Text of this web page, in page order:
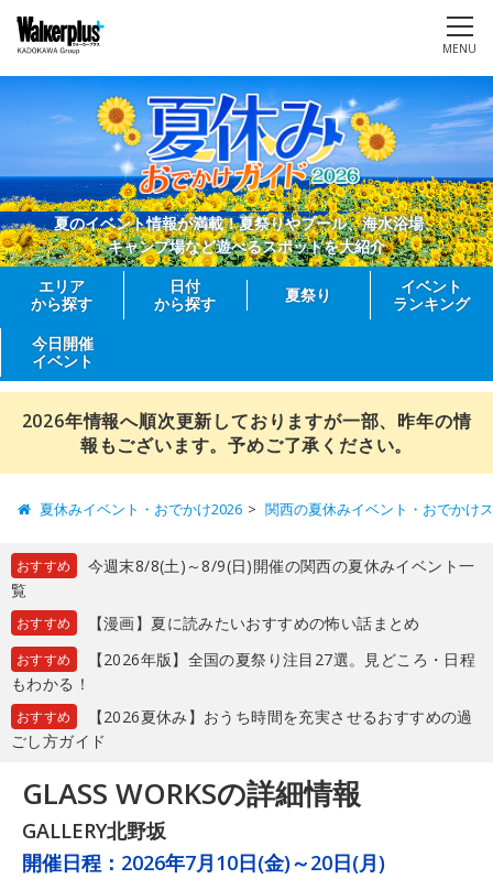
MENU
夏のイベント情報が満載！夏祭りやプール、海水浴場、
キャンプ場など遊べるスポットを大紹介
エリア
から探す
日付
から探す
夏祭り
イベント
ランキング
今日開催
イベント
2026年情報へ順次更新しておりますが一部、昨年の情
報もございます。予めご了承ください。
夏休みイベント・おでかけ2026 関西の夏休みイベント・おでかけ
おすすめ
今週末8/8(土)～8/9(日)開催の関西の夏休みイベント一
覧
おすすめ 【漫画】夏に読みたいおすすめの怖い話まとめ
おすすめ
【2026年版】全国の夏祭り注目27選。見どころ・日程
もわかる！
おすすめ
【2026夏休み】おうち時間を充実させるおすすめの過
ごし方ガイド
GLASS WORKSの詳細情報
GALLERY北野坂
開催日程： 2026年7月10日(金)～20日(月)